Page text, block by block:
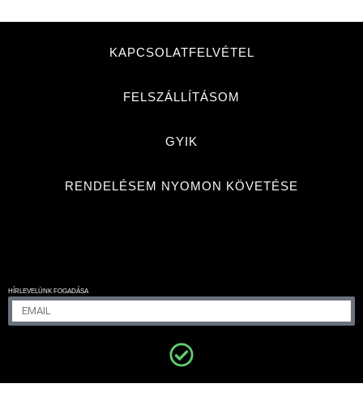
KAPCSOLATFELVÉTEL
FELSZÁLLÍTÁSOM
GYIK
RENDELÉSEM NYOMON KÖVETÉSE
HÍRLEVELÜNK FOGADÁSA